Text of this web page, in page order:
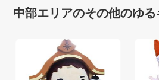
中部エリアのその他のゆる